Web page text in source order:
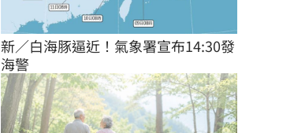
新／白海豚逼近！氣象署宣布14:30發
海警